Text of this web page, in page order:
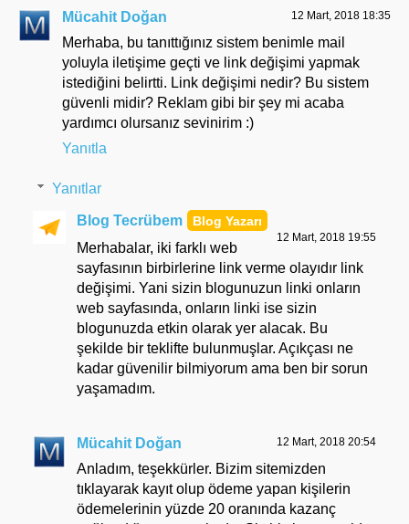
Mücahit Doğan 12 Mart, 2018 18:35
Merhaba, bu tanıttığınız sistem benimle mail
yoluyla iletişime geçti ve link değişimi yapmak
istediğini belirtti. Link değişimi nedir? Bu sistem
güvenli midir? Reklam gibi bir şey mi acaba
yardımcı olursanız sevinirim :)
Yanıtla
Yanıtlar
Blog Tecrübem
12 Mart, 2018 19:55
Merhabalar, iki farklı web
sayfasının birbirlerine link verme olayıdır link
değişimi. Yani sizin blogunuzun linki onların
web sayfasında, onların linki ise sizin
blogunuzda etkin olarak yer alacak. Bu
şekilde bir teklifte bulunmuşlar. Açıkçası ne
kadar güvenilir bilmiyorum ama ben bir sorun
yaşamadım.
Mücahit Doğan 12 Mart, 2018 20:54
Anladım, teşekkürler. Bizim sitemizden
tıklayarak kayıt olup ödeme yapan kişilerin
ödemelerinin yüzde 20 oranında kazanç